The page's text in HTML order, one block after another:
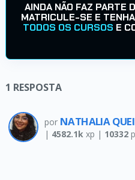
AINDA NÃO FAZ PARTE
MATRICULE-SE E
TODOS OS CURSOS E
1 RESPOSTA
por NATHALIA
| 4582.1kxp | 10332